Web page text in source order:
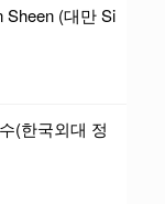
Sheen (대만 Si
(한국외대 정